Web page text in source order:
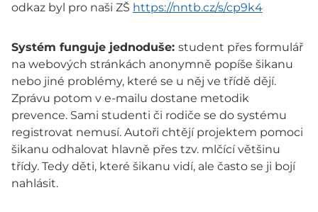
odkaz byl pro naši ZŠ https://nntb.cz/s/cp9k4
Systém funguje jednoduše: student přes formulář
na webových stránkách anonymně popíše šikanu
nebo jiné problémy, které se u něj ve třídě dějí.
Zprávu potom v e-mailu dostane metodik
prevence. Sami studenti či rodiče se do systému
registrovat nemusí. Autoři chtějí projektem pomoci
šikanu odhalovat hlavně přes tzv. mlčící většinu
třídy. Tedy děti, které šikanu vidí, ale často se ji bojí
nahlásit.